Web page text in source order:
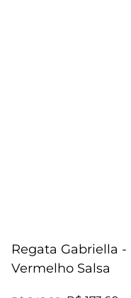
Regata Gabriella -
Vermelho Salsa